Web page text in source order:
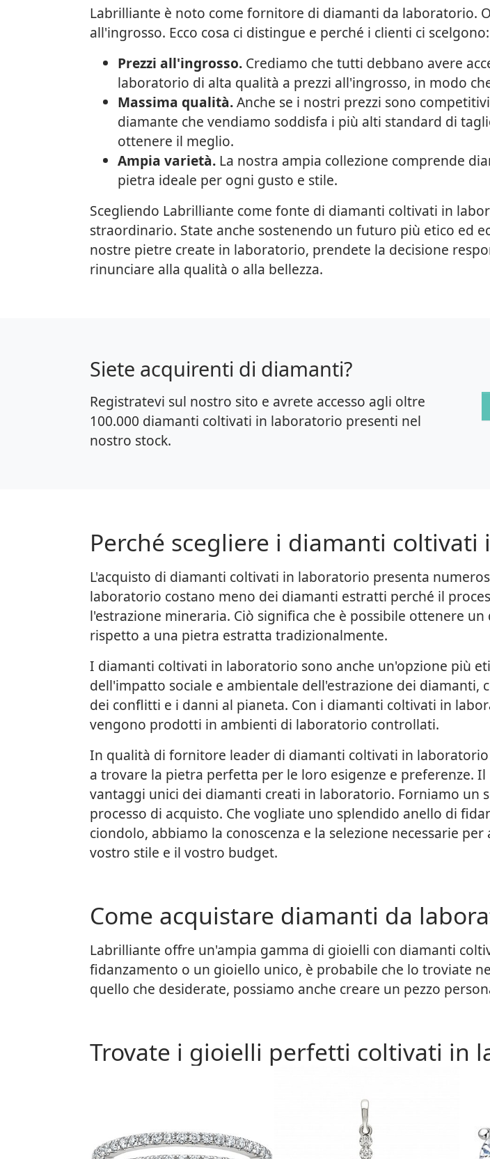
Labrilliante è noto come fornitore di diamanti da laboratorio.
all'ingrosso. Ecco cosa ci distingue e perché i clienti ci scelgono:
Prezzi all'ingrosso.Crediamo che tutti debbano avere
laboratorio di alta qualità a prezzi all'ingrosso, in modo
Massima qualità.Anche se i nostri prezzi sono
diamante che vendiamo soddisfa i più alti standard di
ottenere il meglio.
Ampia varietà.La nostra ampia collezione comprende
pietra ideale per ogni gusto e stile.
Scegliendo Labrilliante come fonte di diamanti coltivati in
straordinario. State anche sostenendo un futuro più etico ed
nostre pietre create in laboratorio, prendete la decisione
rinunciare alla qualità o alla bellezza.
Siete acquirenti di diamanti?
Registratevi sul nostro sito e avrete accesso agli oltre
100.000 diamanti coltivati in laboratorio presenti nel
nostro stock.
Perché scegliere i diamanti coltivati
L'acquisto di diamanti coltivati in laboratorio presenta
laboratorio costano meno dei diamanti estratti perché il
l'estrazione mineraria. Ciò significa che è possibile ottenere
rispetto a una pietra estratta tradizionalmente.
I diamanti coltivati in laboratorio sono anche un'opzione più
dell'impatto sociale e ambientale dell'estrazione dei
dei conflitti e i danni al pianeta. Con i diamanti coltivati in
vengono prodotti in ambienti di laboratorio controllati.
In qualità di fornitore leader di diamanti coltivati in
a trovare la pietra perfetta per le loro esigenze e preferenze.
vantaggi unici dei diamanti creati in laboratorio. Forniamo un
processo di acquisto. Che vogliate uno splendido anello di
ciondolo, abbiamo la conoscenza e la selezione necessarie
vostro stile e il vostro budget.
Come acquistare diamanti da
Labrilliante offre un'ampia gamma di gioielli con diamanti
fidanzamento o un gioiello unico, è probabile che lo troviate
quello che desiderate, possiamo anche creare un pezzo
Trovate i gioielli perfetti coltivati in